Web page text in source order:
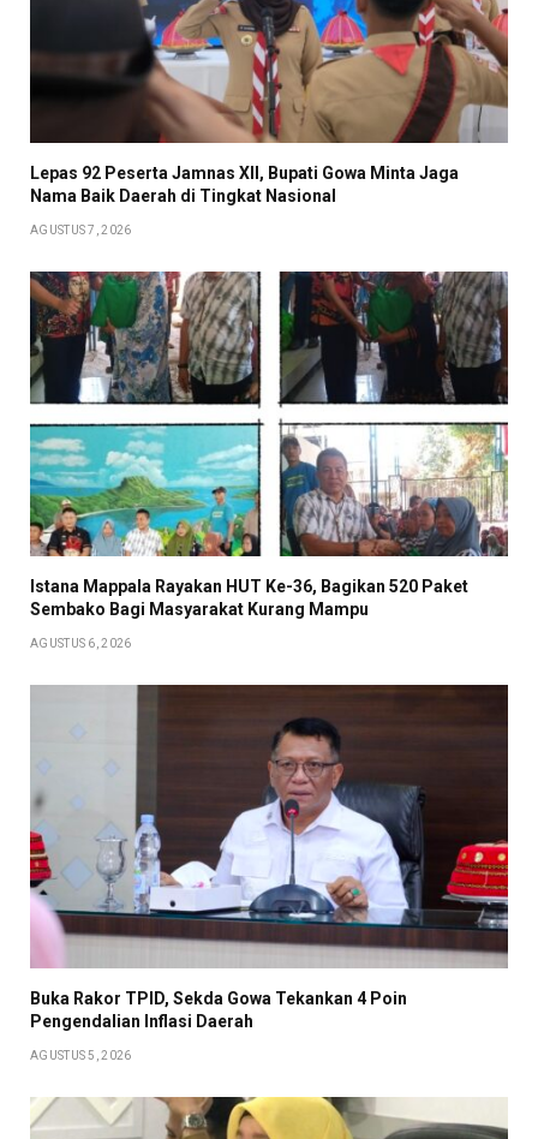
Lepas 92 Peserta Jamnas XII, Bupati Gowa Minta Jaga
Nama Baik Daerah di Tingkat Nasional
AGUSTUS 7, 2026
Istana Mappala Rayakan HUT Ke-36, Bagikan 520 Paket
Sembako Bagi Masyarakat Kurang Mampu
AGUSTUS 6, 2026
Buka Rakor TPID, Sekda Gowa Tekankan 4 Poin
Pengendalian Inflasi Daerah
AGUSTUS 5, 2026